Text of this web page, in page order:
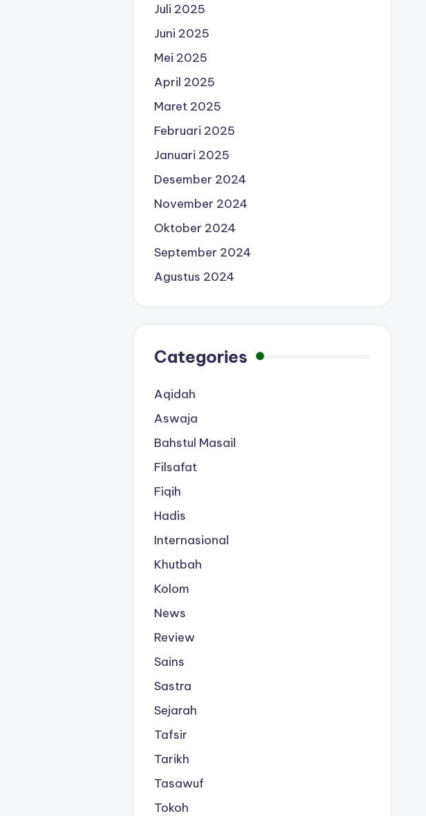
Juli 2025
Juni 2025
Mei 2025
April 2025
Maret 2025
Februari 2025
Januari 2025
Desember 2024
November 2024
Oktober 2024
September 2024
Agustus 2024
Categories
Aqidah
Aswaja
Bahstul Masail
Filsafat
Fiqih
Hadis
Internasional
Khutbah
Kolom
News
Review
Sains
Sastra
Sejarah
Tafsir
Tarikh
Tasawuf
Tokoh